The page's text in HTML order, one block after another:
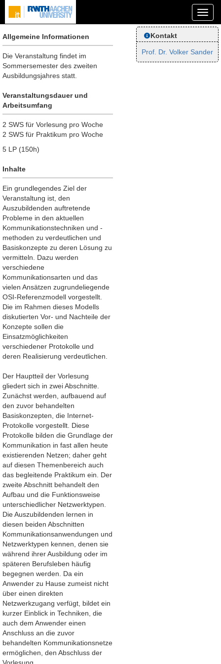
Kontakt
Prof. Dr. Volker Sander
Allgemeine Informationen
Die Veranstaltung findet im
Sommersemester des zweiten
Ausbildungsjahres statt.
Veranstaltungsdauer und
Arbeitsumfang
2 SWS für Vorlesung pro Woche
2 SWS für Praktikum pro Woche
5 LP (150h)
Inhalte
Ein grundlegendes Ziel der
Veranstaltung ist, den
Auszubildenden auftretende
Probleme in den aktuellen
Kommunikationstechniken und -
methoden zu verdeutlichen und
Basiskonzepte zu deren Lösung zu
vermitteln. Dazu werden
verschiedene
Kommunikationsarten und das
vielen Ansätzen zugrundeliegende
OSI-Referenzmodell vorgestellt.
Die im Rahmen dieses Modells
diskutierten Vor- und Nachteile der
Konzepte sollen die
Einsatzmöglichkeiten
verschiedener Protokolle und
deren Realisierung verdeutlichen.
Der Hauptteil der Vorlesung
gliedert sich in zwei Abschnitte.
Zunächst werden, aufbauend auf
den zuvor behandelten
Basiskonzepten, die Internet-
Protokolle vorgestellt. Diese
Protokolle bilden die Grundlage der
Kommunikation in fast allen heute
existierenden Netzen; daher geht
auf diesen Themenbereich auch
das begleitende Praktikum ein. Der
zweite Abschnitt behandelt den
Aufbau und die Funktionsweise
unterschiedlicher Netzwerktypen.
Die Auszubildenden lernen in
diesen beiden Abschnitten
Kommunikationsanwendungen und
Netzwerktypen kennen, denen sie
während ihrer Ausbildung oder im
späteren Berufsleben häufig
begegnen werden. Da ein
Anwender zu Hause zumeist nicht
über einen direkten
Netzwerkzugang verfügt, bildet ein
kurzer Einblick in Techniken, die
auch dem Anwender einen
Anschluss an die zuvor
behandelten Kommunikationsnetze
ermöglichen, den Abschluss der